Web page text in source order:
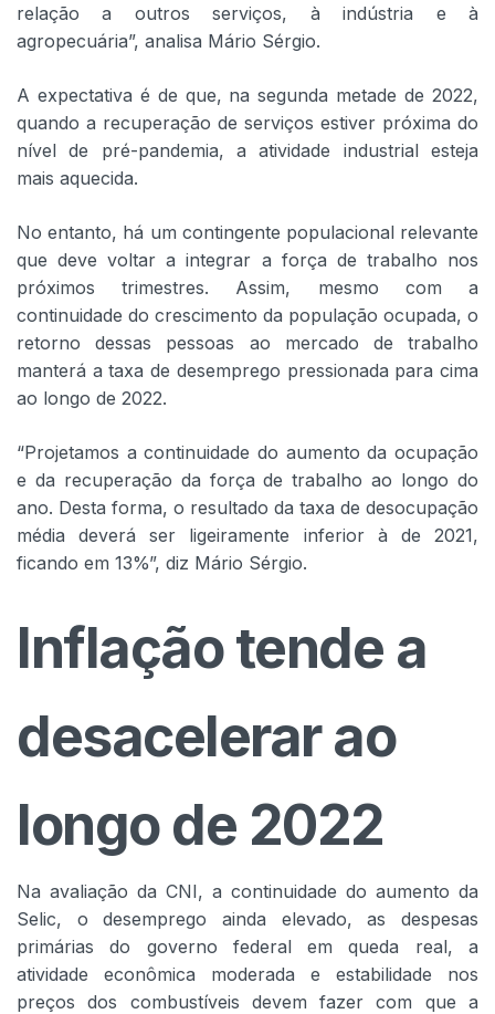
relação a outros serviços, à indústria e à
agropecuária”, analisa Mário Sérgio.
A expectativa é de que, na segunda metade de 2022,
quando a recuperação de serviços estiver próxima do
nível de pré-pandemia, a atividade industrial esteja
mais aquecida.
No entanto, há um contingente populacional relevante
que deve voltar a integrar a força de trabalho nos
próximos trimestres. Assim, mesmo com a
continuidade do crescimento da população ocupada, o
retorno dessas pessoas ao mercado de trabalho
manterá a taxa de desemprego pressionada para cima
ao longo de 2022.
“Projetamos a continuidade do aumento da ocupação
e da recuperação da força de trabalho ao longo do
ano. Desta forma, o resultado da taxa de desocupação
média deverá ser ligeiramente inferior à de 2021,
ficando em 13%”, diz Mário Sérgio.
Inflação tende a
desacelerar ao
longo de 2022
Na avaliação da CNI, a continuidade do aumento da
Selic, o desemprego ainda elevado, as despesas
primárias do governo federal em queda real, a
atividade econômica moderada e estabilidade nos
preços dos combustíveis devem fazer com que a